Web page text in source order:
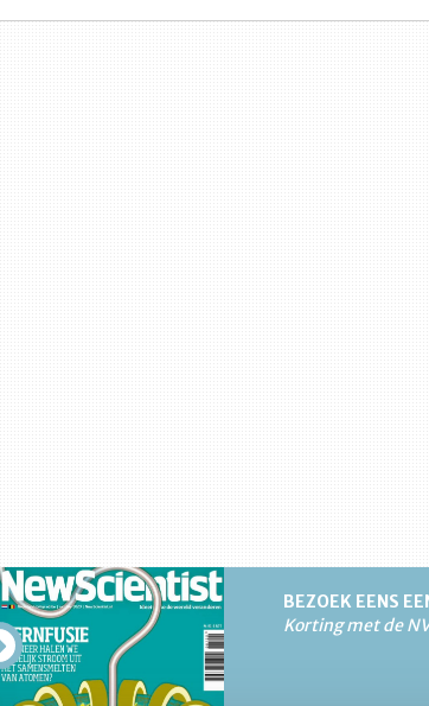
BEZOEK EENS
Korting met de